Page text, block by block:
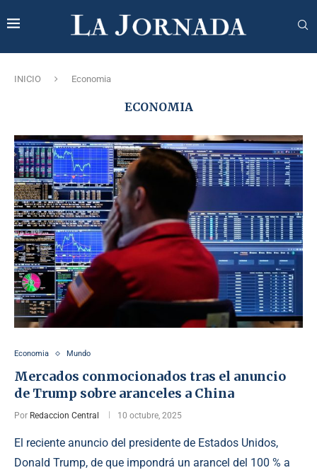
INICIO Economia
ECONOMIA
Economia Mundo
Mercados conmocionados tras el anuncio
de Trump sobre aranceles a China
Por Redaccion Central 10 octubre, 2025
El reciente anuncio del presidente de Estados Unidos,
Donald Trump, de que impondrá un arancel del 100 % a